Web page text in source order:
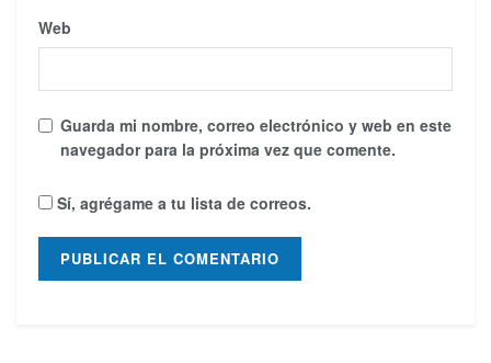
Web
Guarda mi nombre, correo electrónico y web en este
navegador para la próxima vez que comente.
Sí, agrégame a tu lista de correos.